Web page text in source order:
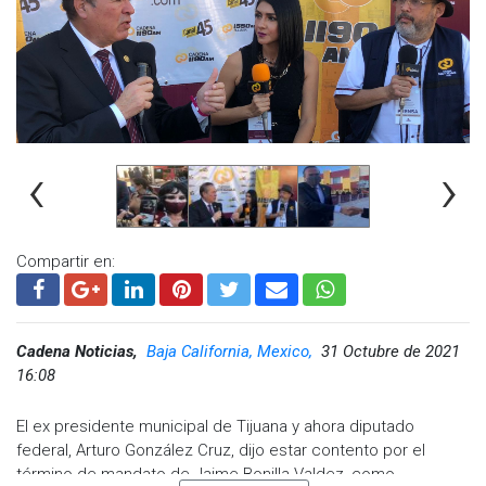
siempre apoyando mi ciudad eso sí’’, concluyó.
www.cadenanoticias.com | Twitter:@cadena_noticias
Facebook: @cadenanoticiasmx| Instagram:
@cadena_noticias| TikTok:@CadenaNoticias| Telegram:
‹ ›
Compartir en:
Cadena Noticias, Baja California, Mexico, 31 Octubre de 2021
16:08
El ex presidente municipal de Tijuana y ahora diputado
federal, Arturo González Cruz, dijo estar contento por el
término de mandato de Jaime Bonilla Valdez, como